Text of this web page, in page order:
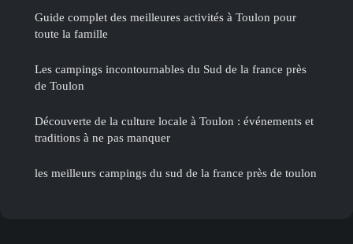
Guide complet des meilleures activités à Toulon pour
toute la famille
Les campings incontournables du Sud de la france près
de Toulon
Découverte de la culture locale à Toulon : événements et
traditions à ne pas manquer
les meilleurs campings du sud de la france près de toulon